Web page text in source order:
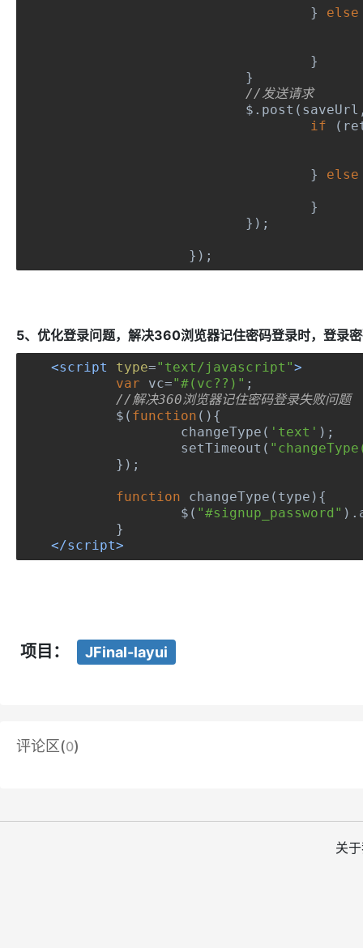
} else
}
}
//
			$
. post ( saveUrl
if
(
} else
}
});
});
5、优化登录问题，解决360浏览器记住密码登录时，登录
<script type="text/javascript">
var vc="#(vc??)" ;
//解决360浏览器记住密码登录失败问题
	$
( function (){
		changeType
( 'text' );
		setTimeout
(
});
function changeType ( type ){
		$
( "#signup_password" ).
}
</script>
项目： JFinal-layui
评论区(0)
关